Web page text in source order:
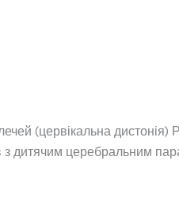
(цервікальна дистонія)
дитячим церебральним